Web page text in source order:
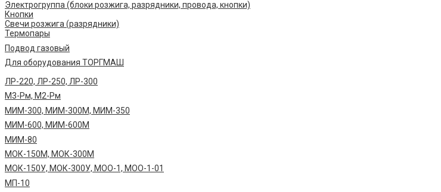
Электрогруппа (блоки розжига, разрядники, провода, кнопки)
Кнопки
Свечи розжига (разрядники)
Термопары
Подвод газовый
Для оборудования ТОРГМАШ
ЛР-220, ЛР-250, ЛР-300
М3-Рм, М2-Рм
МИМ-300, МИМ-300М, МИМ-350
МИМ-600, МИМ-600М
МИМ-80
МОК-150М, МОК-300М
МОК-150У, МОК-300У, МОО-1, МОО-1-01
МП-10